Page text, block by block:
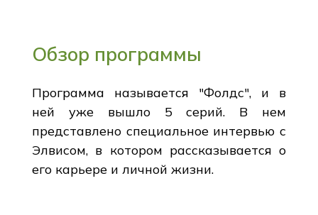
Обзор программы
Программа называется "Фолдс", и в
ней уже вышло 5 серий. В нем
представлено специальное интервью с
Элвисом, в котором рассказывается о
его карьере и личной жизни.